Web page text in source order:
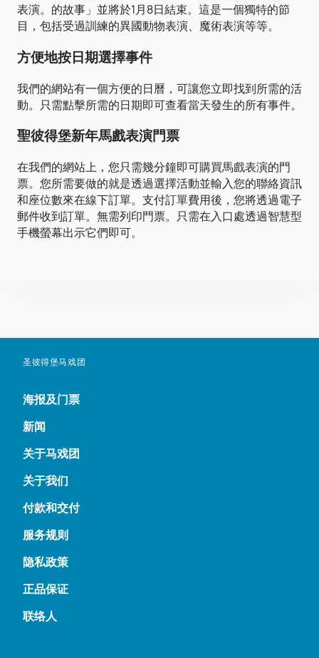
表演。的故事」並將於1月8日結束。這是一個獨特的節
目，包括受過訓練的異國動物表演、魔術表演等等。
方便地按日期選擇事件
我們的網站有一個方便的日曆，可讓您立即找到所需的活
動。只需點擊所需的日期即可查看當天發生的所有事件。
聖彼得堡新年馬戲表演門票
在我們的網站上，您只需幾分鐘即可購買馬戲表演的門
票。您所需要做的就是透過選擇活動並輸入您的聯絡資訊
和座位數來在線下訂單。支付訂單費用後，您將透過電子
郵件收到訂單。無需列印門票。只需在入口處透過智慧型
手機螢幕出示它們即可。
圣彼得堡马戏团
海报及门票
新闻
关于马戏团
关于我们
付款和交付
服务规则
隐私政策
正品保证
联络人